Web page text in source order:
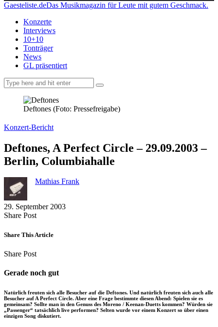
Gaesteliste.deDas Musikmagazin für Leute mit gutem Geschmack.
Konzerte
Interviews
10+10
Tonträger
News
GL präsentiert
Deftones (Foto: Pressefreigabe)
Konzert-Bericht
Deftones, A Perfect Circle – 29.09.2003 –
Berlin, Columbiahalle
Mathias Frank
29. September 2003
Share PostShare
Facebook
Copy
to
Send
via
Share This Article
Share PostShare
Facebook
Copy
to
clipboard
Send
via
eMail
Gerade noch gut
Natürlich freuten sich alle Besucher auf die Deftones. Und natürlich freuten sich auch alle
Besucher auf A Perfect Circle. Aber eine Frage bestimmte diesen Abend: Spielen sie es
gemeinsam? Sollte man in den Genuss des Moreno / Keenan-Duetts kommen? Würden sie
„Passenger“ tatsächlich live performen? Selten wurde vor einem Konzert so über einen
einzigen Song diskutiert.